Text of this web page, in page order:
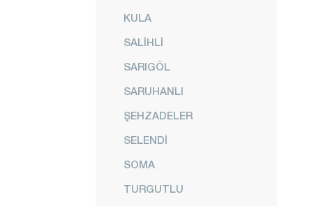
KULA
SALİHLİ
SARIGÖL
SARUHANLI
ŞEHZADELER
SELENDİ
SOMA
TURGUTLU